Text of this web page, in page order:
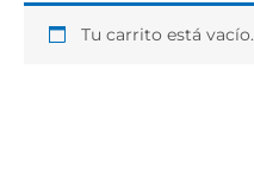
Tu carrito está vacío.